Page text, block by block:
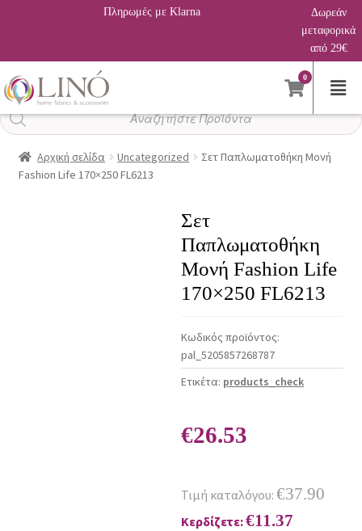
Πληρωμές με Klarna
Δωρεάν
μεταφορικά
από 29€
0
Αναζήτηση
προϊόντων
Αρχική σελίδα Uncategorized
Σετ Παπλωματοθήκη Μονή
Fashion Life 170×250 FL6213
Σετ
Παπλωματοθήκη
Μονή Fashion Life
170×250 FL6213
Κωδικός προϊόντος:
pal_5205857268787
Ετικέτα: products_check
€26.53
Τιμή καταλόγου: €37.90
Κερδίζετε:€11.37